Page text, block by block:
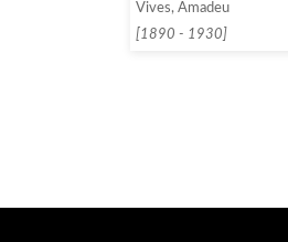
Vives, Amadeu
[1890 - 1930]